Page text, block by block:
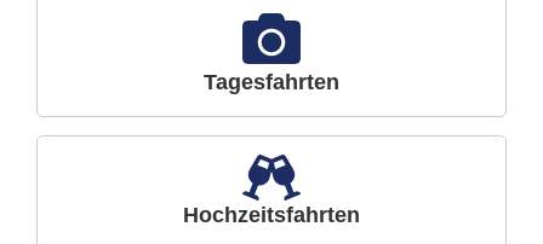
Tagesfahrten
Hochzeitsfahrten